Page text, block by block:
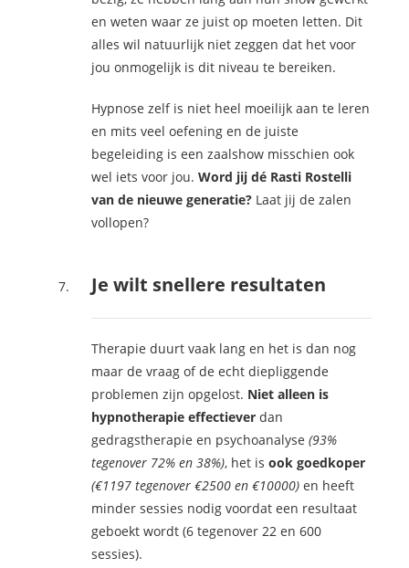
en weten waar ze juist op moeten letten. Dit
alles wil natuurlijk niet zeggen dat het voor
jou onmogelijk is dit niveau te bereiken.
Hypnose zelf is niet heel moeilijk aan te leren
en mits veel oefening en de juiste
begeleiding is een zaalshow misschien ook
wel iets voor jou.Word jij dé Rasti Rostelli
van de nieuwe generatie? Laat jij de zalen
vollopen?
Je wilt snellere resultaten
Therapie duurt vaak lang en het is dan nog
maar de vraag of de echt diepliggende
problemen zijn opgelost. Niet alleen is
hypnotherapie effectiever dan
gedragstherapie en psychoanalyse(93%
tegenover 72% en 38%), het isook goedkoper
(€1197 tegenover €2500 en €10000) en heeft
minder sessies nodig voordat een resultaat
geboekt wordt (6 tegenover 22 en 600
sessies).